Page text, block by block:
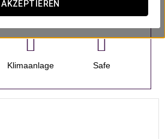
AKZEPTIEREN
Zimmer
Klimaanlage Safe